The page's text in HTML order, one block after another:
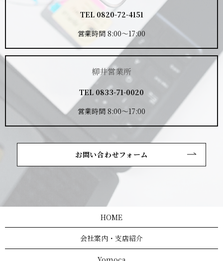
TEL 0820-72-4151
営業時間 8:00～17:00
柳井営業所
TEL 0833-71-0020
営業時間 8:00～17:00
お問い合わせフォーム
HOME
会社案内・支店紹介